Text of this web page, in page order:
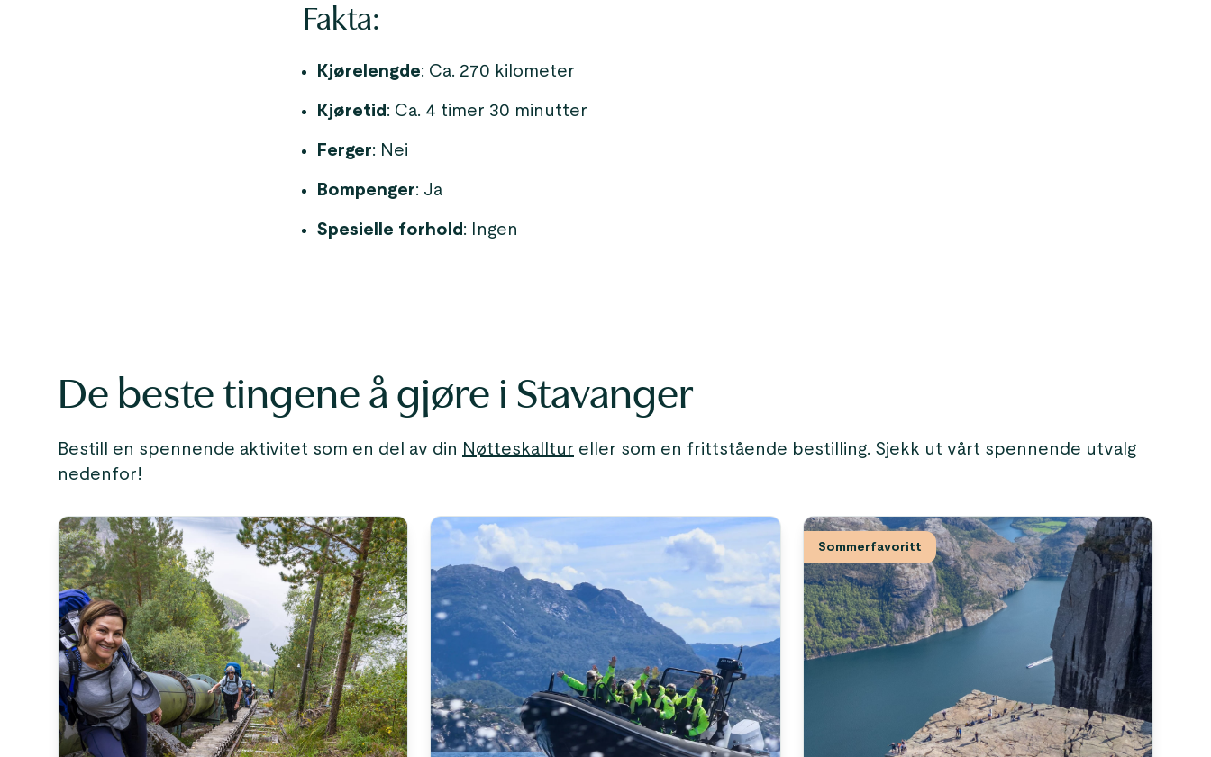
Fakta:
Kjørelengde: Ca. 270 kilometer
Kjøretid : Ca. 4 timer 30 minutter
Ferger: Nei
Bompenger: Ja
Spesielle forhold : Ingen
De beste tingene å gjøre i Stavanger
Bestill en spennende aktivitet som en del av din Nøtteskalltur eller som en frittstående bestilling. Sjekk ut vårt spennende utvalg
nedenfor!
Sommerfavoritt